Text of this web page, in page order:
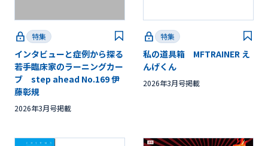
特集
インタビューと症例から探る
若手臨床家のラーニングカー
ブ step ahead No.169 伊
藤彰規
2026年3月号掲載
特集
私の道具箱 MFTRAINER え
んげくん
2026年3月号掲載